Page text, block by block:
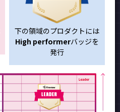
下の領域のプロダクトには
High performerバッジを
発行